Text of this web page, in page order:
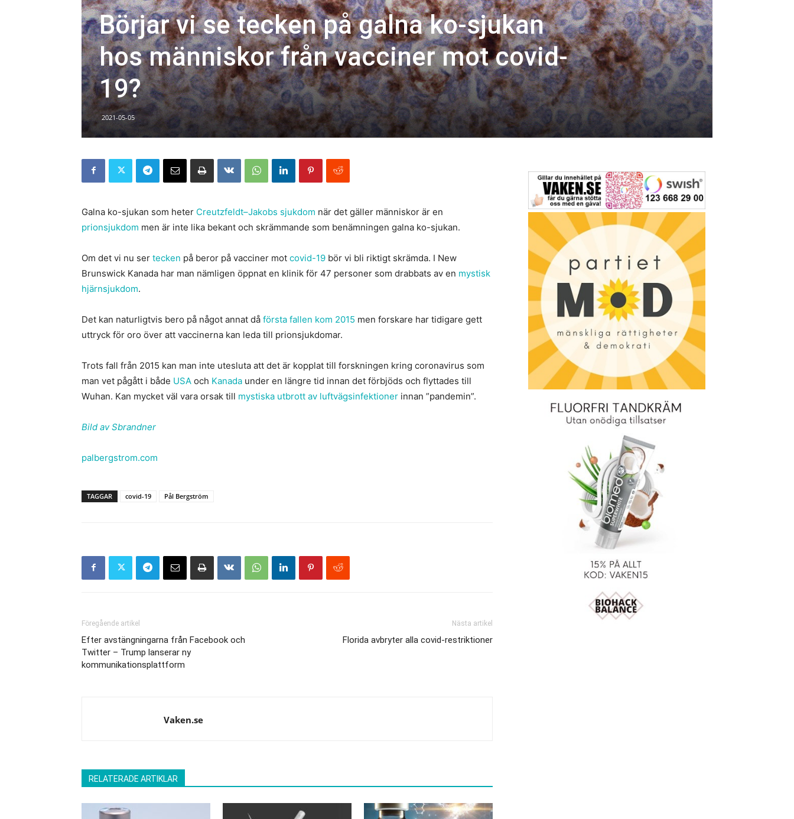
Börjar vi se tecken på galna ko-sjukan
hos människor från vacciner mot covid-
19?
2021-05-05
Galna ko-sjukan som heter Creutzfeldt–Jakobs sjukdom när det gäller människor är en
prionsjukdom men är inte lika bekant och skrämmande som benämningen galna ko-sjukan.
Om det vi nu ser tecken på beror på vacciner mot covid-19 bör vi bli riktigt skrämda. I New
Brunswick Kanada har man nämligen öppnat en klinik för 47 personer som drabbats av en mystisk
hjärnsjukdom.
Det kan naturligtvis bero på något annat då första fallen kom 2015 men forskare har tidigare gett
uttryck för oro över att vaccinerna kan leda till prionsjukdomar.
Trots fall från 2015 kan man inte utesluta att det är kopplat till forskningen kring coronavirus som
man vet pågått i både USA och Kanada under en längre tid innan det förbjöds och flyttades till
Wuhan. Kan mycket väl vara orsak till mystiska utbrott av luftvägsinfektioner innan ”pandemin”.
Bild av Sbrandner
palbergstrom.com
TAGGAR covid-19 Pål Bergström
Föregående artikel
Efter avstängningarna från Facebook och
Twitter – Trump lanserar ny
kommunikationsplattform
Nästa artikel
Florida avbryter alla covid-restriktioner
Vaken.se
RELATERADE ARTIKLAR